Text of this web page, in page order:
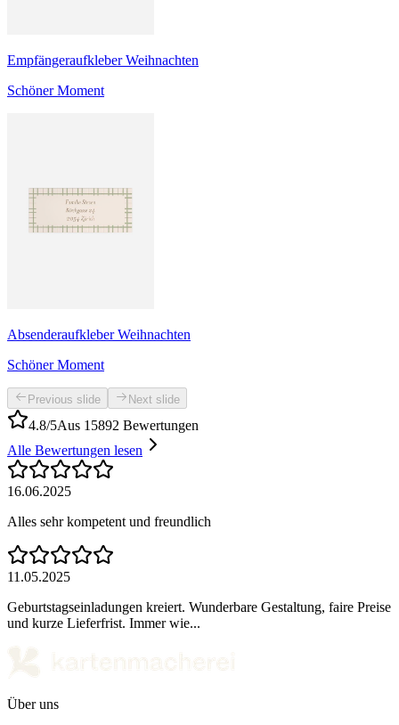
Empfängeraufkleber Weihnachten
Schöner Moment
Absenderaufkleber Weihnachten
Schöner Moment
Previous slide Next slide
4.8/5Aus 15892 Bewertungen
Alle Bewertungen lesen
16.06.2025
Alles sehr kompetent und freundlich
11.05.2025
Geburtstagseinladungen kreiert. Wunderbare Gestaltung, faire Preise
und kurze Lieferfrist. Immer wie...
Über uns